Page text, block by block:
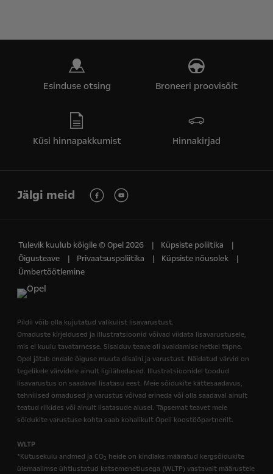
Esinduse otsing Broneeri proovisõit
Küsi hinnapakkumist Hinnakirjad
Jälgi meid
Tulevik kuulub kõigile © Opel 2026
Küpsiste poliitika
Õigusteave
Privaatsuspoliitika
Küpsiste nõusolek
Ümbertöötlemine
Pildil võib olla kujutatud valikulist lisavarustust.
Omaduste kirjeldused ja illustratsioonid võivad viidata lisavarustusele,
mis ei kuulu tavatarnesse. Sisalduv teave oli avaldamise hetkel täpne.
Opel jätab endale õiguse muuta disaini ja varustust. Näidatud värvid on
tegelikele värvidele ainult ligilähedased. Illustratsioonidel toodud
lisavarustus on saadaval lisatasu eest. Meie sõidukite kättesaadavus,
tehnilised omadused ja varustus võivad erineda või olla saadaval ainult
teatud riikides või ainult lisatasude alusel. Täpsemat teavet meie
sõidukite varustuse kohta saab kohalikult Opeli koostööpartnerilt.
WLTP
*Kütusekulu andmed ja CO2 heide on kindlaks määratud kergsõidukite
ülemaailmse ühtlustatud katsemenetlusega (WLTP) vastavalt määrustele